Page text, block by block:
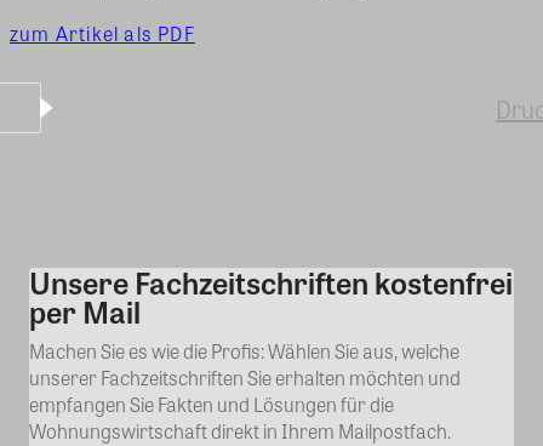
zum Artikel als PDF
Kommentar
Unsere Fachzeitschriften kostenfrei
per Mail
Machen Sie es wie die Profis: Wählen Sie aus, welche
unserer Fachzeitschriften Sie erhalten möchten und
empfangen Sie Fakten und Lösungen für die
Wohnungswirtschaft direkt in Ihrem Mailpostfach.